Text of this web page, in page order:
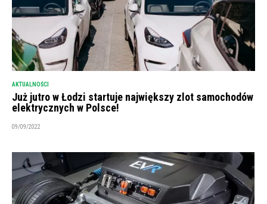
AKTUALNOŚCI
Już jutro w Łodzi startuje największy zlot samochodów
elektrycznych w Polsce!
09/09/2022